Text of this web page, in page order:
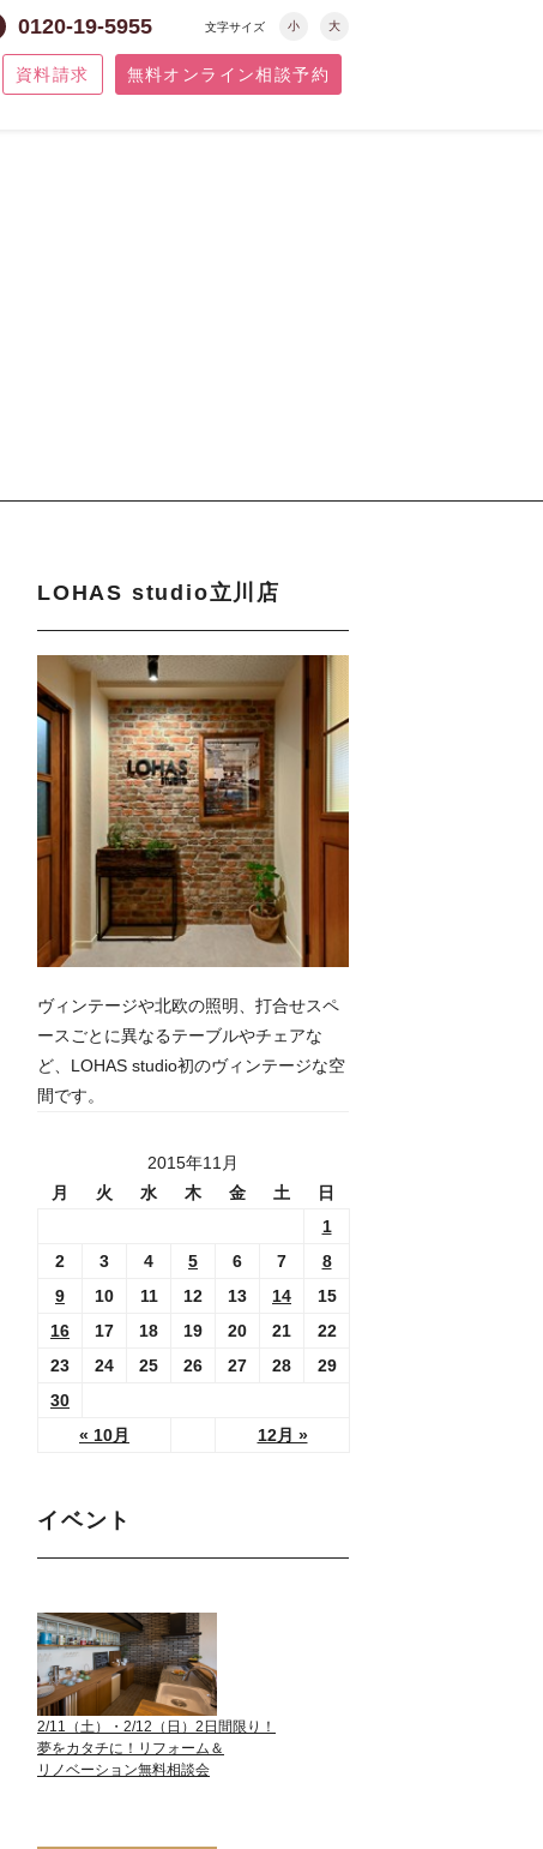
0120-19-5955 文字サイズ 小 大
資料請求 無料オンライン相談予約
LOHAS studio立川店
ヴィンテージや北欧の照明、打合せスペ
ースごとに異なるテーブルやチェアな
ど、LOHAS studio初のヴィンテージな空
間です。
2015年11月
月
火 水 木 金 土 日
« 10月 12月 »
1
2
3 4 5 6 7
8
9
10 11 12 13 14
15
16
17 18 19 20 21
22
23
24 25 26 27 28
29
30
イベント
2/11（土）・2/12（日）2日間限り！
夢をカタチに！リフォーム＆
リノベーション無料相談会